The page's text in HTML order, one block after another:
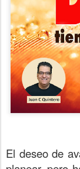
El deseo de